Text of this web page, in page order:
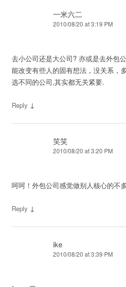
一米六二
2010/08/20 at 3:19 PM
去小公司还是大公司? 亦或是去外包
能改变有些人的固有想法，没关系，
选不同的公司,其实都无关紧要.
Reply ↓
笑笑
2010/08/20 at 3:20 PM
呵呵！外包公司感觉做别人核心的不
Reply ↓
ike
2010/08/20 at 3:39 PM